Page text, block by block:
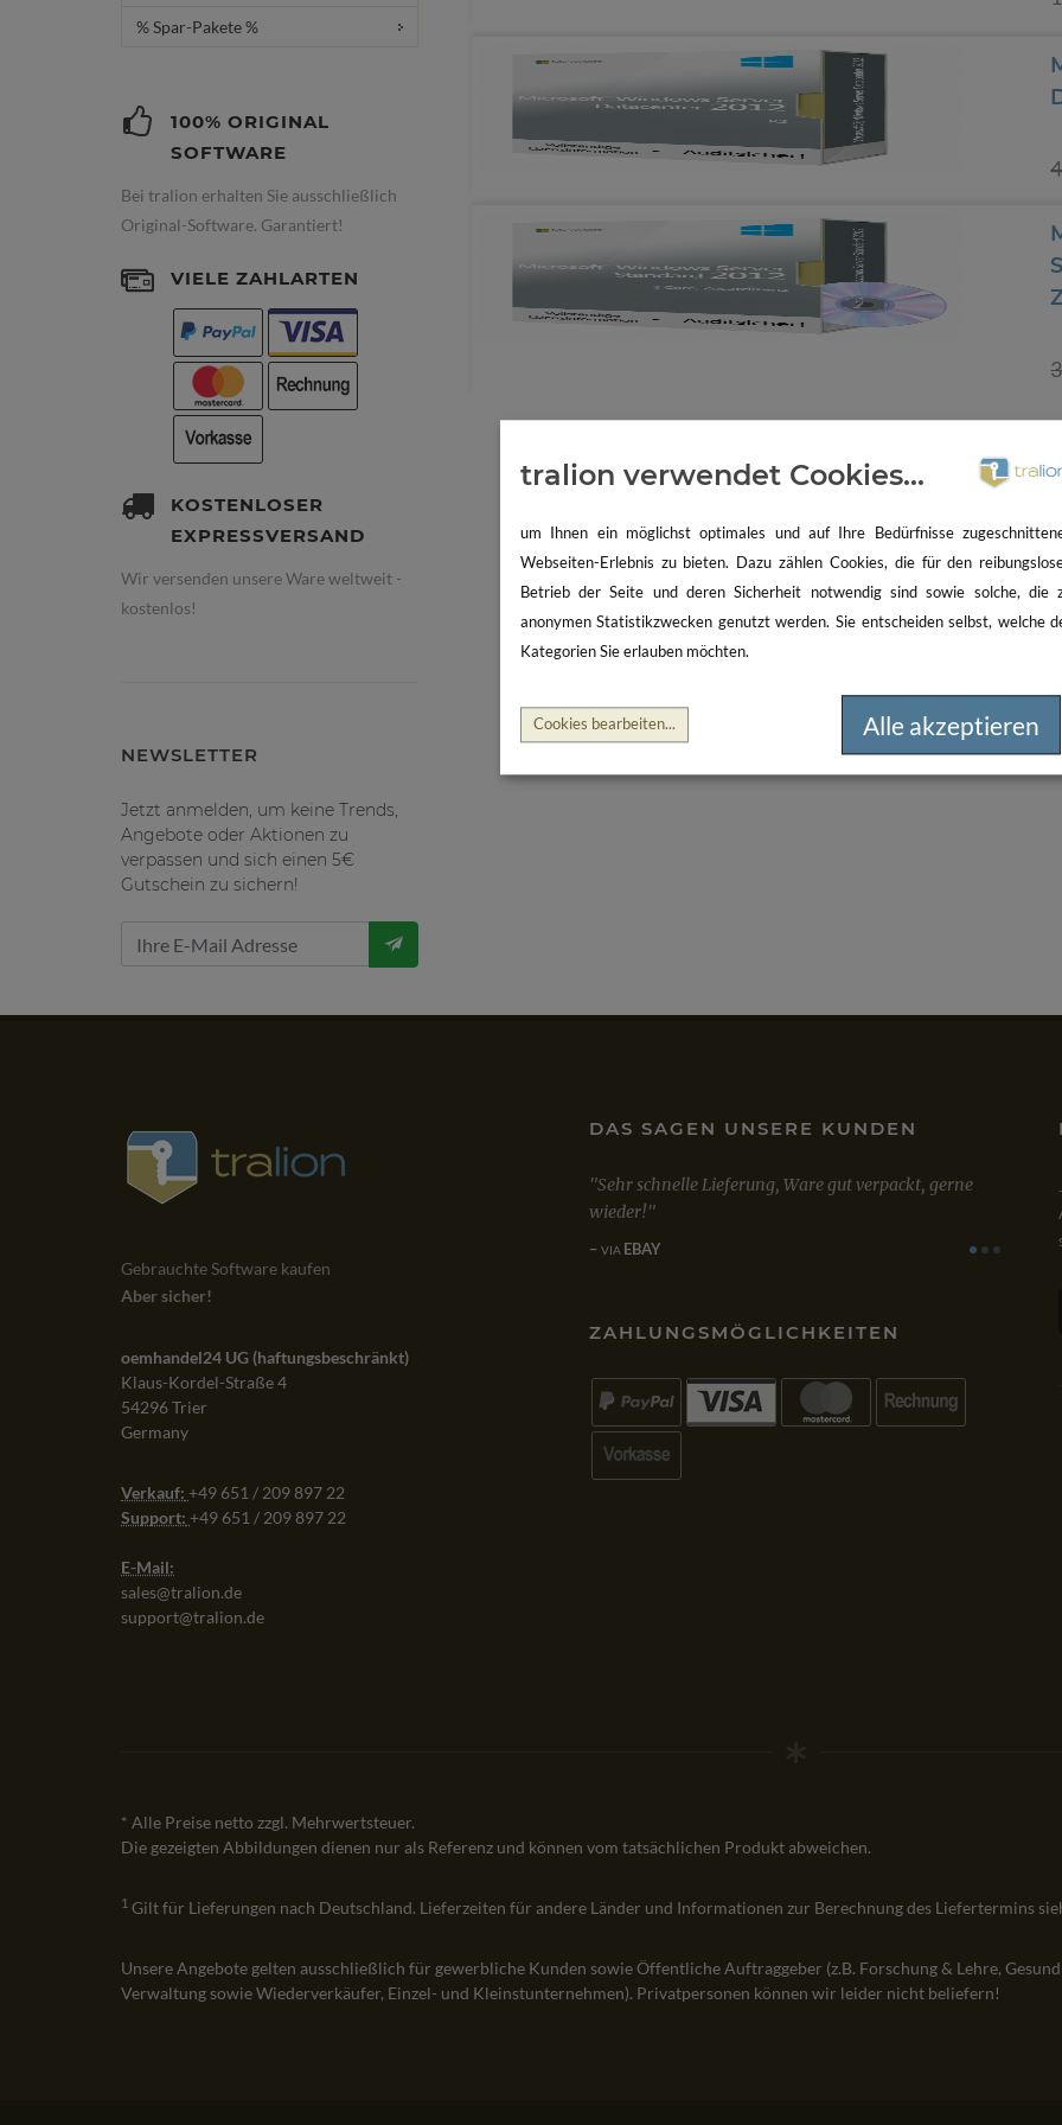
% Spar-Pakete %
100% ORIGINAL
SOFTWARE
Bei tralion erhalten Sie ausschließlich
Original-Software. Garantiert!
VIELE ZAHLARTEN
KOSTENLOSER
EXPRESSVERSAND
Wir versenden unsere Ware weltweit -
kostenlos!
NEWSLETTER
Jetzt anmelden, um keine Trends,
Angebote oder Aktionen zu
verpassen und sich einen 5€
Gutschein zu sichern!
Gebrauchte Software kaufen
Aber sicher!
oemhandel24 UG (haftungsbeschränkt)
Klaus-Kordel-Straße 4
54296 Trier
Germany
Verkauf: +49 651 / 209 897 22
Support: +49 651 / 209 897 22
E-Mail:
sales@tralion.de
support@tralion.de
DAS SAGEN UNSERE KUNDEN
Sowohl Lieferung, Softwareinstallation und
VIAAMAZON
Sehr schnelle Lieferung, Ware gut verpackt, gerne
wieder!
VIAEBAY
Mit dem
zufrieden.
ZAHLUNGSMÖGLICHKEITEN
* Alle Preise netto zzgl. Mehrwertsteuer.
Die gezeigten Abbildungen dienen nur als Referenz und können vom tatsächlichen Produkt abweichen.
1 Gilt für Lieferungen nach Deutschland. Lieferzeiten für andere Länder und Informationen zur Berechnung des Liefertermins
Unsere Angebote gelten ausschließlich für gewerbliche Kunden sowie Öffentliche Auftraggeber (z.B. Forschung & Lehre,
Verwaltung sowie Wiederverkäufer, Einzel- und Kleinstunternehmen). Privatpersonen können wir leider nicht beliefern!
tralion verwendet Cookies...
um Ihnen ein möglichst optimales und auf Ihre Bedürfnisse
Webseiten-Erlebnis zu bieten. Dazu zählen Cookies, die für den
Betrieb der Seite und deren Sicherheit notwendig sind sowie solche, die
anonymen Statistikzwecken genutzt werden. Sie entscheiden selbst, welche
Kategorien Sie erlauben möchten.
Cookies bearbeiten... Alle akzeptieren